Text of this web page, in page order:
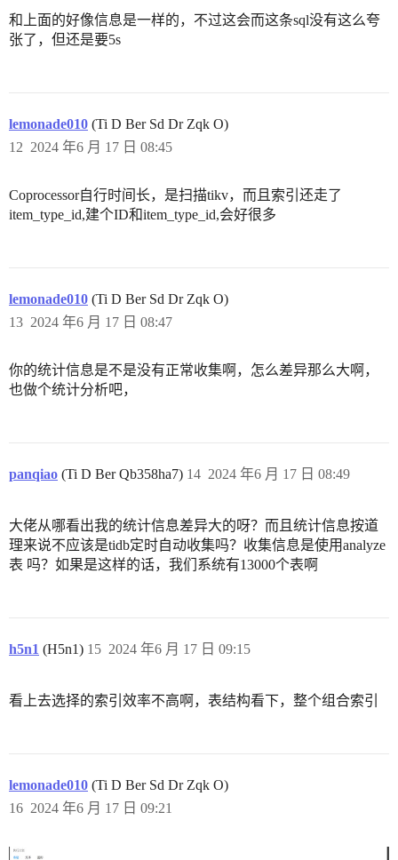
和上面的好像信息是一样的，不过这会而这条sql没有这么夸
张了，但还是要5s
lemonade010 (Ti D Ber Sd Dr Zqk O)
2024 年6 月 17 日 08:45
12
Coprocessor自行时间长，是扫描tikv，而且索引还走了
item_type_id,建个ID和item_type_id,会好很多
lemonade010 (Ti D Ber Sd Dr Zqk O)
2024 年6 月 17 日 08:47
13
你的统计信息是不是没有正常收集啊，怎么差异那么大啊，
也做个统计分析吧，
panqiao (Ti D Ber Qb358ha7) 2024 年6 月 17 日 08:49
14
大佬从哪看出我的统计信息差异大的呀？而且统计信息按道
理来说不应该是tidb定时自动收集吗？收集信息是使用analyze
表 吗？如果是这样的话，我们系统有13000个表啊
h5n1 (H5n1) 2024 年6 月 17 日 09:15
15
看上去选择的索引效率不高啊，表结构看下，整个组合索引
lemonade010 (Ti D Ber Sd Dr Zqk O)
2024 年6 月 17 日 09:21
16